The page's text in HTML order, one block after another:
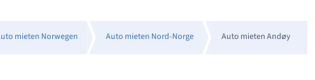
mieten Norwegen Auto mieten Nord-Norge Auto mieten Andøy